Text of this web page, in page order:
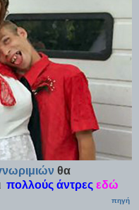
θα
πολλούς άντρες εδώ
πηγή